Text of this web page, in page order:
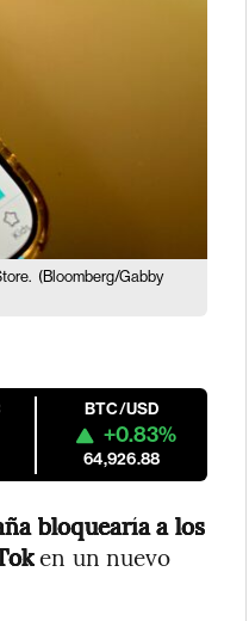
(Bloomberg/Gabby
BTC/USD
+0.83%
64,926.88
bloquearía a los
en un nuevo